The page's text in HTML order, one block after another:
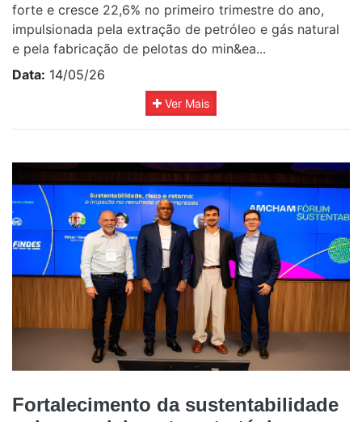
forte e cresce 22,6% no primeiro trimestre do ano,
impulsionada pela extração de petróleo e gás natural
e pela fabricação de pelotas do min&ea...
Data: 14/05/26
Ver Mais
Fortalecimento da sustentabilidade